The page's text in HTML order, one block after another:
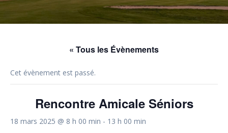
« Tous les Évènements
Cet évènement est passé.
Rencontre Amicale Séniors
18 mars 2025 @ 8 h 00 min - 13 h 00 min